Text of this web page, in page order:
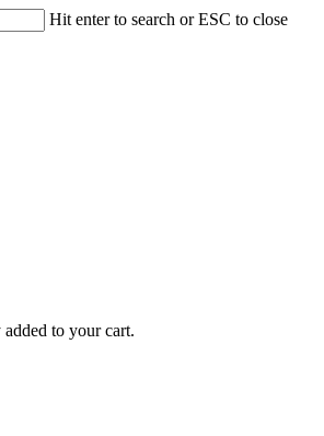
Hit enter to search or ESC to close
to your cart.